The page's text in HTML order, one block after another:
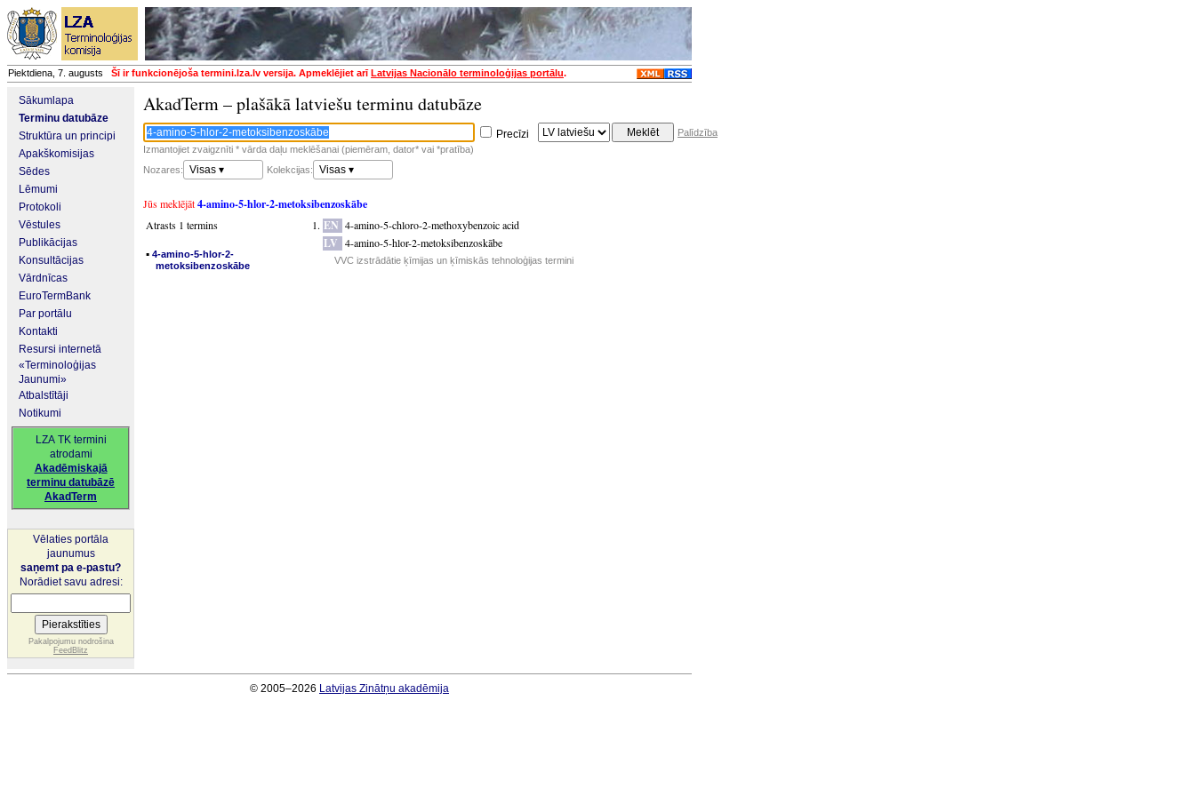
Piektdiena, 7. augusts Šī ir funkcionējoša termini.lza.lv versija. Apmeklējiet arīLatvijas Nacionālo terminoloģijas portālu.
Sākumlapa
Terminu datubāze
Struktūra un principi
Apakškomisijas
Sēdes
Lēmumi
Protokoli
Vēstules
Publikācijas
Konsultācijas
Vārdnīcas
EuroTermBank
Par portālu
Kontakti
Resursi internetā
«Terminoloģijas
Jaunumi»
Atbalstītāji
Notikumi
LZA TK termini
atrodami
Akadēmiskajā
terminu datubāzē
AkadTerm
Vēlaties portāla
jaunumus
saņemt pa e-pastu?
Norādiet savu adresi:
Pakalpojumu nodrošina
FeedBlitz
AkadTerm – plašākā latviešu terminu datubāze
Precīzi
Palīdzība
Izmantojiet zvaigznīti * vārda daļu meklēšanai (piemēram, dator* vai *pratība)
Nozares:
Visas ▾ Kolekcijas: Visas ▾
Jūs meklējāt4-amino-5-hlor-2-metoksibenzoskābe
Atrasts 1 termins
▪ 4-amino-5-hlor-2-
metoksibenzoskābe
EN 4-amino-5-chloro-2-methoxybenzoic acid
LV 4-amino-5-hlor-2-metoksibenzoskābe
VVC izstrādātie ķīmijas un ķīmiskās tehnoloģijas termini
© 2005–2026 Latvijas Zinātņu akadēmija